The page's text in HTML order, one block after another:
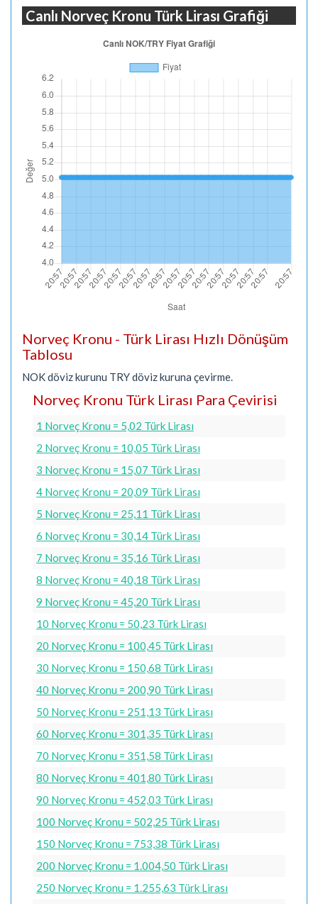
Canlı Norveç Kronu Türk Lirası Grafiği
Norveç Kronu - Türk Lirası Hızlı Dönüşüm
Tablosu
NOK döviz kurunu TRY döviz kuruna çevirme.
Norveç Kronu Türk Lirası Para Çevirisi
1 Norveç Kronu = 5,02 Türk Lirası
2 Norveç Kronu = 10,05 Türk Lirası
3 Norveç Kronu = 15,07 Türk Lirası
4 Norveç Kronu = 20,09 Türk Lirası
5 Norveç Kronu = 25,11 Türk Lirası
6 Norveç Kronu = 30,14 Türk Lirası
7 Norveç Kronu = 35,16 Türk Lirası
8 Norveç Kronu = 40,18 Türk Lirası
9 Norveç Kronu = 45,20 Türk Lirası
10 Norveç Kronu = 50,23 Türk Lirası
20 Norveç Kronu = 100,45 Türk Lirası
30 Norveç Kronu = 150,68 Türk Lirası
40 Norveç Kronu = 200,90 Türk Lirası
50 Norveç Kronu = 251,13 Türk Lirası
60 Norveç Kronu = 301,35 Türk Lirası
70 Norveç Kronu = 351,58 Türk Lirası
80 Norveç Kronu = 401,80 Türk Lirası
90 Norveç Kronu = 452,03 Türk Lirası
100 Norveç Kronu = 502,25 Türk Lirası
150 Norveç Kronu = 753,38 Türk Lirası
200 Norveç Kronu = 1.004,50 Türk Lirası
250 Norveç Kronu = 1.255,63 Türk Lirası